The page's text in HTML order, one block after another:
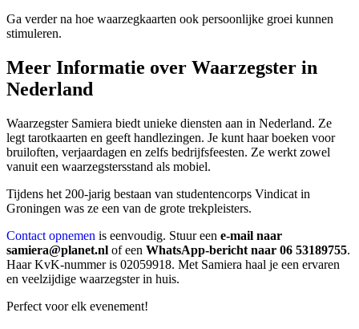
Ga verder na hoe waarzegkaarten ook persoonlijke groei kunnen
stimuleren.
Meer Informatie over Waarzegster in
Nederland
Waarzegster Samiera biedt unieke diensten aan in Nederland. Ze
legt tarotkaarten en geeft handlezingen. Je kunt haar boeken voor
bruiloften, verjaardagen en zelfs bedrijfsfeesten. Ze werkt zowel
vanuit een waarzegstersstand als mobiel.
Tijdens het 200-jarig bestaan van studentencorps Vindicat in
Groningen was ze een van de grote trekpleisters.
Contact opnemen is eenvoudig. Stuur een e-mail naar
samiera@planet.nl of een WhatsApp-bericht naar 06 53189755.
Haar KvK-nummer is 02059918. Met Samiera haal je een ervaren
en veelzijdige waarzegster in huis.
Perfect voor elk evenement!